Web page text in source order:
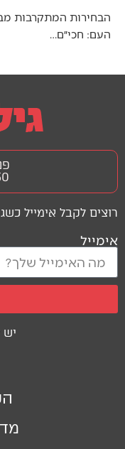
הבחירות המתקרבות
העם: חכי״ם…
יש
רוצים לקבל אימייל
אימייל